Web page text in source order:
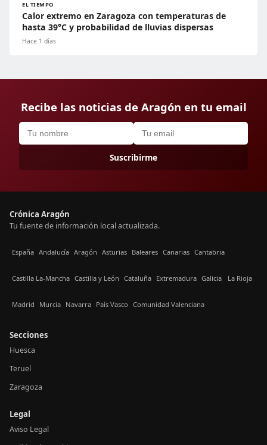
EL TIEMPO
Calor extremo en Zaragoza con temperaturas de
hasta 39°C y probabilidad de lluvias dispersas
Hace 1 días
Recibe las noticias de Aragón en tu email
Suscribirme
Crónica Aragón
Tu fuente de información local actualizada.
España Andalucía Aragón Asturias Baleares Canarias Cantabria
Castilla La-Mancha Castilla y León Cataluña Extremadura Galicia La Rioja
Madrid Murcia Navarra País Vasco Comunidad Valenciana
Secciones
Huesca
Teruel
Zaragoza
Legal
Aviso Legal